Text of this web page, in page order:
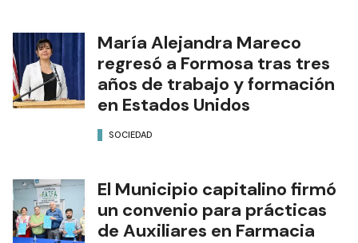
María Alejandra Mareco
regresó a Formosa tras tres
años de trabajo y formación
en Estados Unidos
SOCIEDAD
El Municipio capitalino firmó
un convenio para prácticas
de Auxiliares en Farmacia